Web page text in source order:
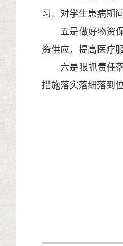
习。对学生患病期
五是做好物资保
资供应，提高医疗
六是狠抓责任落
措施落实落细落到位